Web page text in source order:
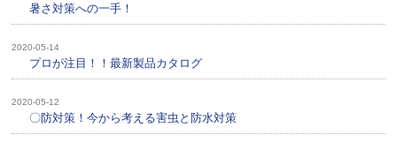
暑さ対策への一手！
2020-05-14
プロが注目！！最新製品カタログ
2020-05-12
〇防対策！今から考える害虫と防水対策